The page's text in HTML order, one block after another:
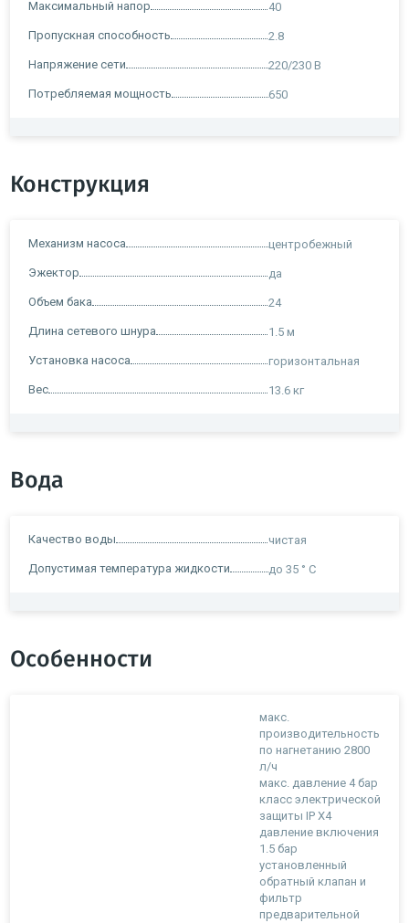
Максимальный напор 40
Пропускная способность 2.8
Напряжение сети 220/230 В
Потребляемая мощность 650
Конструкция
Механизм насоса центробежный
Эжектор да
Объем бака 24
Длина сетевого шнура 1.5 м
Установка насоса горизонтальная
Вес 13.6 кг
Вода
Качество воды чистая
Допустимая температура жидкости до 35 ° C
Особенности
макс.
производительность
по нагнетанию 2800
л/ч
макс. давление 4 бар
класс электрической
защиты IP X4
давление включения
1.5 бар
установленный
обратный клапан и
фильтр
предварительной